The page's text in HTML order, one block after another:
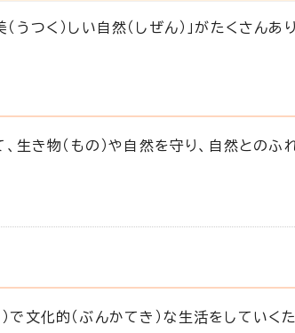
うつく）しい自然（しぜん）」がたくさんあ
、生き物（もの）や自然を守り、自然との
で文化的（ぶんかてき）な生活をしていく